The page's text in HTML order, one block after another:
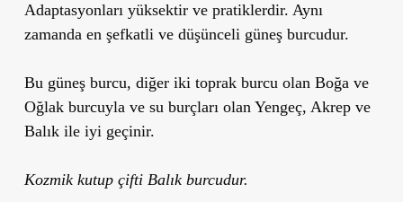
Adaptasyonları yüksektir ve pratiklerdir. Aynı
zamanda en şefkatli ve düşünceli güneş burcudur.
Bu güneş burcu, diğer iki toprak burcu olan Boğa ve
Oğlak burcuyla ve su burçları olan Yengeç, Akrep ve
Balık ile iyi geçinir.
Kozmik kutup çifti Balık burcudur.